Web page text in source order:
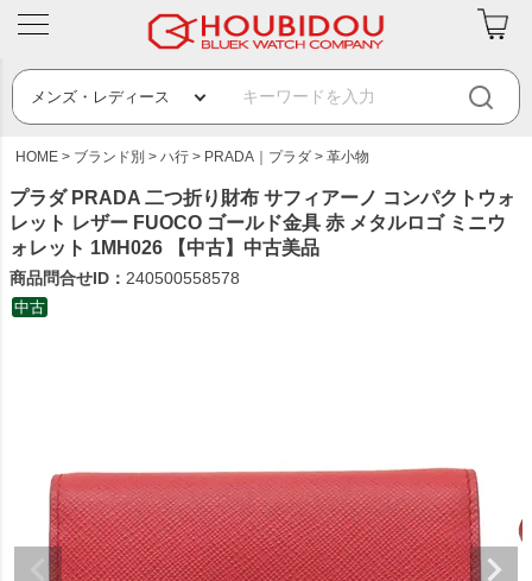
HOME ブランド別 ハ行 PRADA｜プラダ 革小物
プラダ PRADA 二つ折り財布 サフィアーノ コンパクトウォ
レット レザー FUOCO ゴールド金具 赤 メタルロゴ ミニウ
ォレット 1MH026 【中古】中古美品
商品問合せID： 240500558578
中古